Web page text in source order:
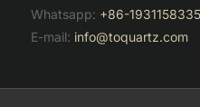
Whatsapp: +86-
E-mail: info@toquartz.com